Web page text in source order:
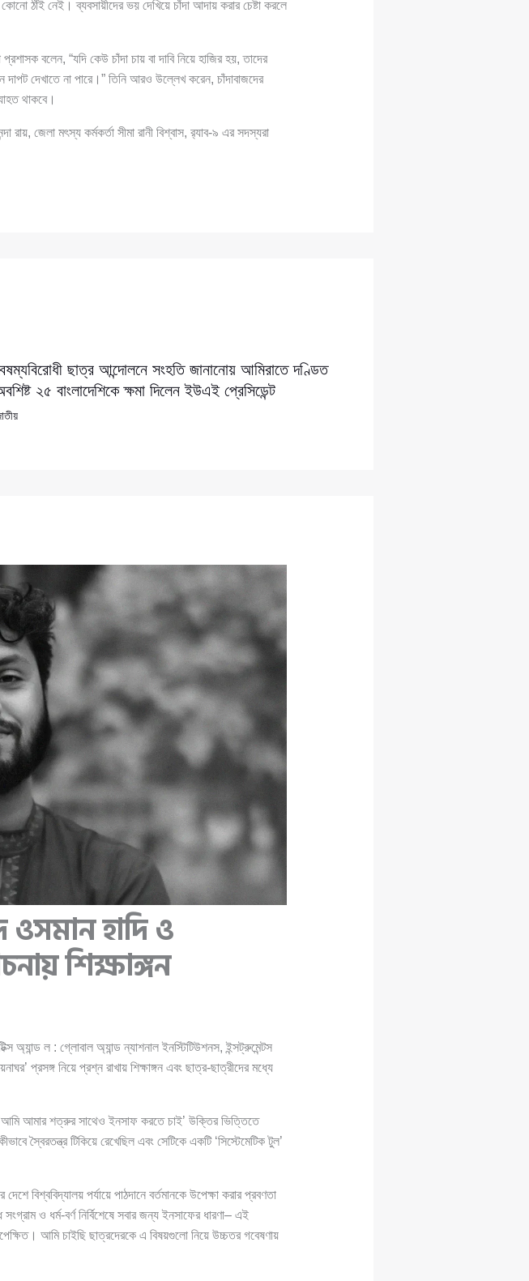
ঠাঁই নেই। ব্যবসায়ীদের ভয় দেখিয়ে চাঁদা আদায় করার চেষ্টা করলে
বলেন, “যদি কেউ চাঁদা চায় বা দাবি নিয়ে হাজির হয়, তাদের
দেখাতে না পারে।” তিনি আরও উল্লেখ করেন, চাঁদাবাজদের
থাকবে।
রায়, জেলা মৎস্য কর্মকর্তা সীমা রানী বিশ্বাস, র‍্যাব-৯ এর সদস্যরা
ছাত্র আন্দোলনে সংহতি জানানোয় আমিরাতে দণ্ডিত
২৫ বাংলাদেশিকে ক্ষমা দিলেন ইউএই প্রেসিডেন্ট
ওসমান হাদি ও
শিক্ষাঙ্গন
অ্যান্ড ল : গ্লোবাল অ্যান্ড ন্যাশনাল ইনস্টিটিউশনস, ইন্সট্রুমেন্টস
প্রসঙ্গ নিয়ে প্রশ্ন রাখায় শিক্ষাঙ্গন এবং ছাত্র-ছাত্রীদের মধ্যে
‘আমি আমার শত্রুর সাথেও ইনসাফ করতে চাই’ উক্তির ভিত্তিতে
স্বৈরতন্ত্র টিকিয়ে রেখেছিল এবং সেটিকে একটি ‘সিস্টেমেটিক টুল’
বিশ্ববিদ্যালয় পর্যায়ে পাঠদানে বর্তমানকে উপেক্ষা করার প্রবণতা
ও ধর্ম-বর্ণ নির্বিশেষে সবার জন্য ইনসাফের ধারণা– এই
আমি চাইছি ছাত্রদেরকে এ বিষয়গুলো নিয়ে উচ্চতর গবেষণায়